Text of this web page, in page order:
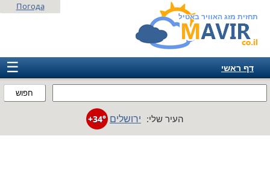
תחזית מזג האוויר באטיל
חפוש
Погода
☰
דף ראשי
אמריקה
העיר שלי: ירושלים +34°